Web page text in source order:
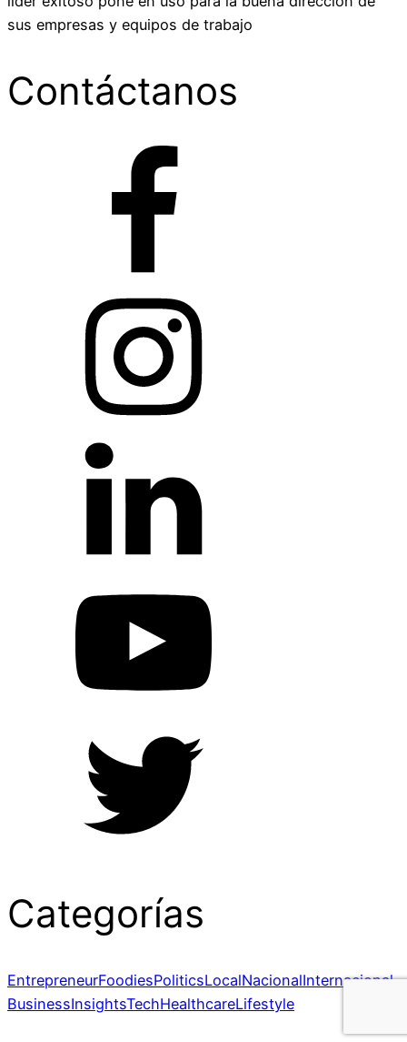
sus empresas y equipos de trabajo
Contáctanos
Categorías
EntrepreneurFoodiesPoliticsLocalNacionalInternacional
BusinessInsightsTechHealthcareLifestyle